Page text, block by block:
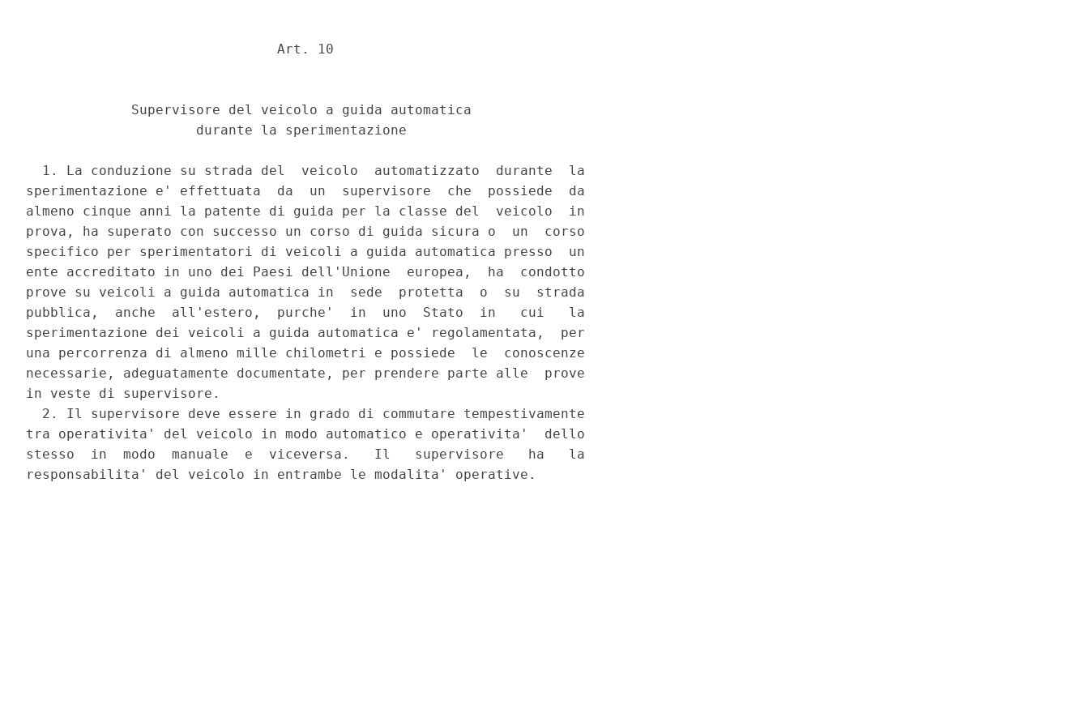
                               Art. 10
             Supervisore del veicolo a guida automatica
                     durante la sperimentazione
  1. La conduzione su strada del  veicolo  automatizzato  durante  la
sperimentazione e' effettuata  da  un  supervisore  che  possiede  da
almeno cinque anni la patente di guida per la classe del  veicolo  in
prova, ha superato con successo un corso di guida sicura o  un  corso
specifico per sperimentatori di veicoli a guida automatica presso  un
ente accreditato in uno dei Paesi dell'Unione  europea,  ha  condotto
prove su veicoli a guida automatica in  sede  protetta  o  su  strada
pubblica,  anche  all'estero,  purche'  in  uno  Stato  in   cui   la
sperimentazione dei veicoli a guida automatica e' regolamentata,  per
una percorrenza di almeno mille chilometri e possiede  le  conoscenze
necessarie, adeguatamente documentate, per prendere parte alle  prove
in veste di supervisore.
  2. Il supervisore deve essere in grado di commutare tempestivamente
tra operativita' del veicolo in modo automatico e operativita'  dello
stesso  in  modo  manuale  e  viceversa.   Il   supervisore   ha   la